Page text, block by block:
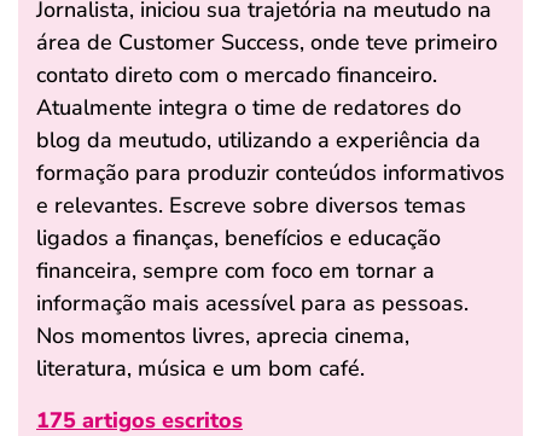
Jornalista, iniciou sua trajetória na meutudo na
área de Customer Success, onde teve primeiro
contato direto com o mercado financeiro.
Atualmente integra o time de redatores do
blog da meutudo, utilizando a experiência da
formação para produzir conteúdos informativos
e relevantes. Escreve sobre diversos temas
ligados a finanças, benefícios e educação
financeira, sempre com foco em tornar a
informação mais acessível para as pessoas.
Nos momentos livres, aprecia cinema,
literatura, música e um bom café.
175 artigos escritos